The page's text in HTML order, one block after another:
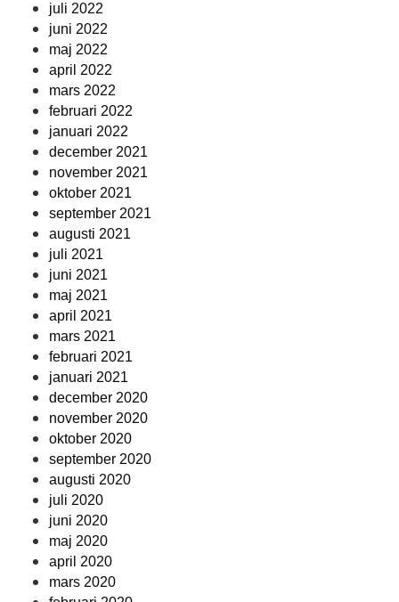
juli 2022
juni 2022
maj 2022
april 2022
mars 2022
februari 2022
januari 2022
december 2021
november 2021
oktober 2021
september 2021
augusti 2021
juli 2021
juni 2021
maj 2021
april 2021
mars 2021
februari 2021
januari 2021
december 2020
november 2020
oktober 2020
september 2020
augusti 2020
juli 2020
juni 2020
maj 2020
april 2020
mars 2020